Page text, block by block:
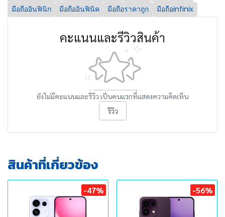
มือถืออินฟินิก
มือถืออินฟินิค มือถือราคาถูก มือถือinfinix
คะแนนและรีวิวสินค้า
ยังไม่มีคะแนนและรีวิว เป็นคนแรกที่แสดงความคิดเห็น
รีวิว
สินค้าที่เกี่ยวข้อง
-47% -56%